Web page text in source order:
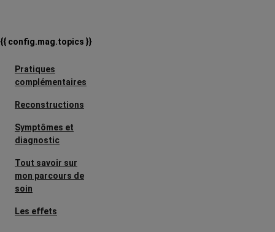
{{ config.mag.topics }}
Pratiques
complémentaires
Reconstructions
Symptômes et
diagnostic
Tout savoir sur
mon parcours de
soin
Les effets